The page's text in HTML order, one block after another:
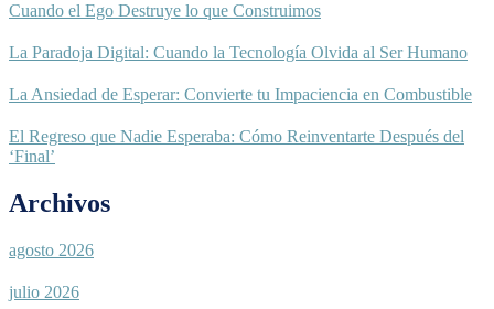
Cuando el Ego Destruye lo que Construimos
La Paradoja Digital: Cuando la Tecnología Olvida al Ser Humano
La Ansiedad de Esperar: Convierte tu Impaciencia en Combustible
El Regreso que Nadie Esperaba: Cómo Reinventarte Después del
‘Final’
Archivos
agosto 2026
julio 2026